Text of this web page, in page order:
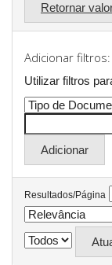
Retornar
Adicionar filtros:
Utilizar filtros
Resultados/Página